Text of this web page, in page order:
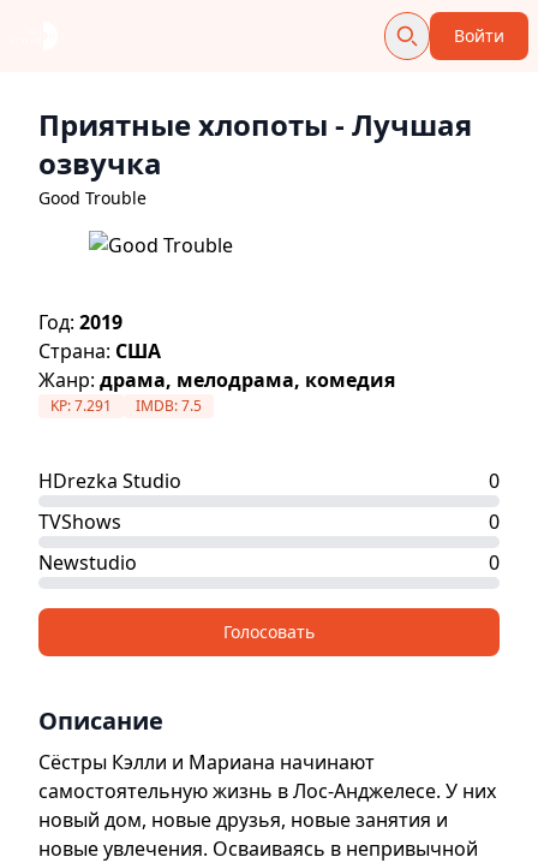
Войти
Приятные хлопоты - Лучшая
озвучка
Good Trouble
Год: 2019
Страна: США
Жанр: драма, мелодрама, комедия
KP:7.291 IMDB:7.5
HDrezka Studio
0
TVShows
0
Newstudio
0
Голосовать
Описание
Сёстры Кэлли и Мариана начинают
самостоятельную жизнь в Лос-Анджелесе. У них
новый дом, новые друзья, новые занятия и
новые увлечения. Осваиваясь в непривычной